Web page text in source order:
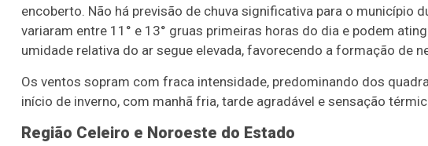
encoberto. Não há previsão de chuva significativa para o município
variaram entre 11° e 13° gruas primeiras horas do dia e podem
umidade relativa do ar segue elevada, favorecendo a formação de
Os ventos sopram com fraca intensidade, predominando dos
início de inverno, com manhã fria, tarde agradável e sensação
Região Celeiro e Noroeste do Estado